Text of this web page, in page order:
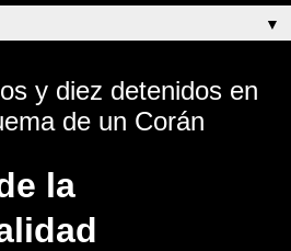
▼
y diez detenidos en
de un Corán
la